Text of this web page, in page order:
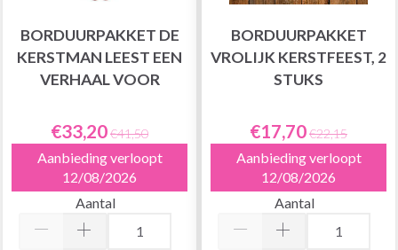
BORDUURPAKKET DE
KERSTMAN LEEST EEN
VERHAAL VOOR
€33,20€41,50
Aanbieding verloopt
12/08/2026
Aantal
BORDUURPAKKET
VROLIJK KERSTFEEST, 2
STUKS
€17,70€22,15
Aanbieding verloopt
12/08/2026
Aantal